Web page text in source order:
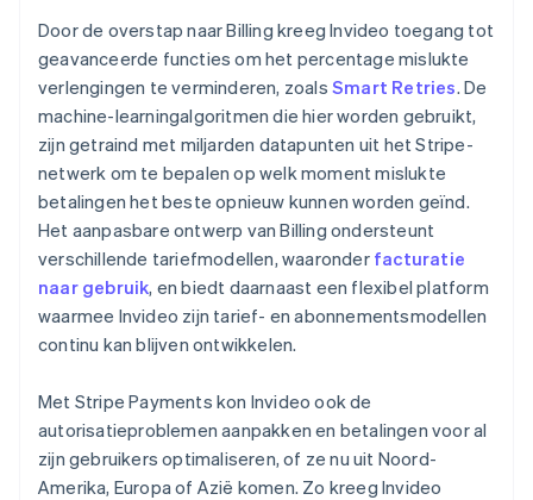
Door de overstap naar Billing kreeg Invideo toegang tot
geavanceerde functies om het percentage mislukte
verlengingen te verminderen, zoals Smart Retries. De
machine-learningalgoritmen die hier worden gebruikt,
zijn getraind met miljarden datapunten uit het Stripe-
netwerk om te bepalen op welk moment mislukte
betalingen het beste opnieuw kunnen worden geïnd.
Het aanpasbare ontwerp van Billing ondersteunt
verschillende tariefmodellen, waaronder facturatie
naar gebruik, en biedt daarnaast een flexibel platform
waarmee Invideo zijn tarief- en abonnementsmodellen
continu kan blijven ontwikkelen.
Met Stripe Payments kon Invideo ook de
autorisatieproblemen aanpakken en betalingen voor al
zijn gebruikers optimaliseren, of ze nu uit Noord-
Amerika, Europa of Azië komen. Zo kreeg Invideo